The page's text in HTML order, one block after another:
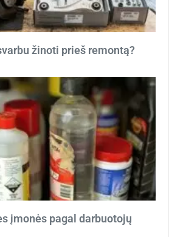
žinoti prieš remontą?
įmonės pagal darbuotojų